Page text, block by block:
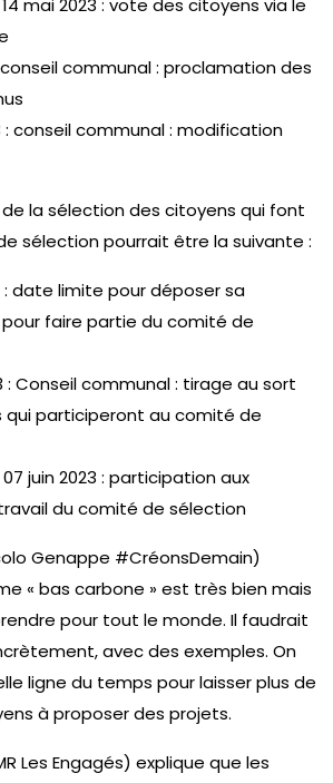
14 mai 2023 : vote des citoyens via le
conseil communal : proclamation des
: conseil communal : modification
la sélection des citoyens qui font
sélection pourrait être la suivante :
: date limite pour déposer sa
faire partie du comité de
: Conseil communal : tirage au sort
qui participeront au comité de
07 juin 2023 : participation aux
du comité de sélection
Genappe #CréonsDemain)
« bas carbone » est très bien mais
pour tout le monde. Il faudrait
avec des exemples. On
ligne du temps pour laisser plus de
à proposer des projets.
Les Engagés) explique que les